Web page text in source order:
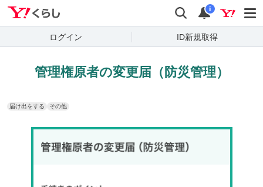
検索 通知
i
ログイン ID新規取得
管理権原者の変更届（防災管理）
届け出をする その他